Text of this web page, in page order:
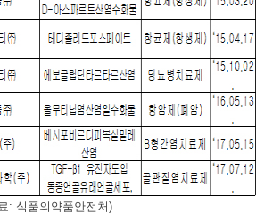
: 식품의약품안전처)